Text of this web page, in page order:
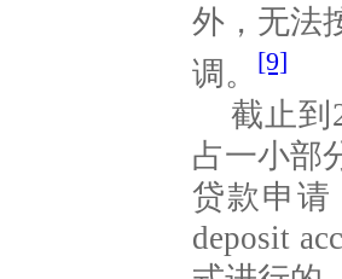
外，无法
调。
[9]
截止到
占一小部
贷款申请
deposit